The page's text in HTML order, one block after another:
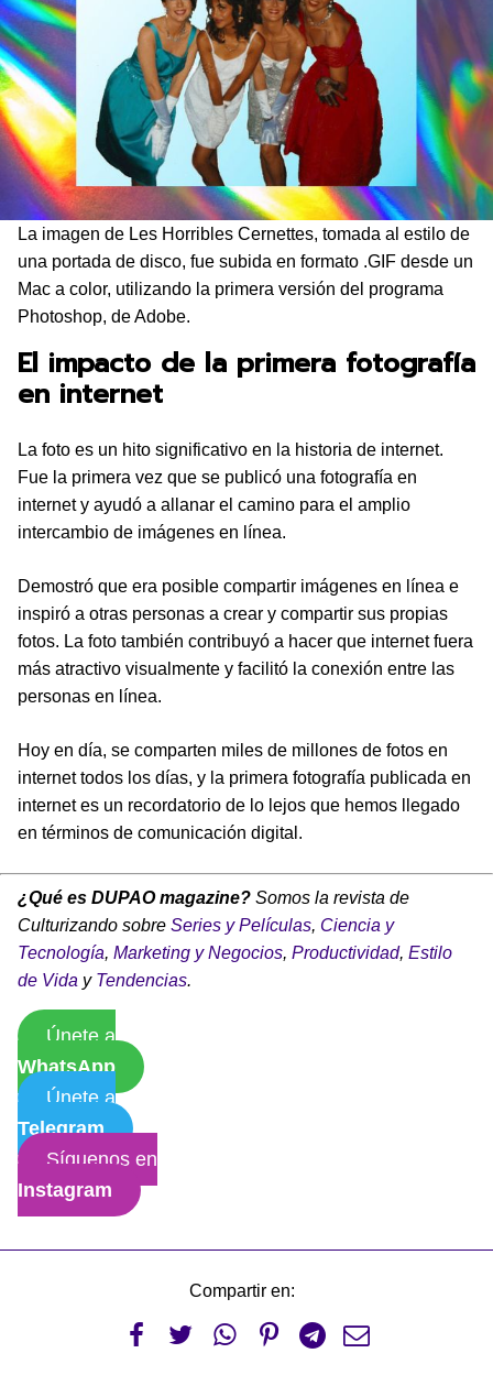
La imagen de Les Horribles Cernettes, tomada al estilo de
una portada de disco, fue subida en formato .GIF desde un
Mac a color, utilizando la primera versión del programa
Photoshop, de Adobe.
El impacto de la primera fotografía
en internet
La foto es un hito significativo en la historia de internet.
Fue la primera vez que se publicó una fotografía en
internet y ayudó a allanar el camino para el amplio
intercambio de imágenes en línea.
Demostró que era posible compartir imágenes en línea e
inspiró a otras personas a crear y compartir sus propias
fotos. La foto también contribuyó a hacer que internet fuera
más atractivo visualmente y facilitó la conexión entre las
personas en línea.
Hoy en día, se comparten miles de millones de fotos en
internet todos los días, y la primera fotografía publicada en
internet es un recordatorio de lo lejos que hemos llegado
en términos de comunicación digital.
¿Qué es DUPAO magazine? Somos la revista de
Culturizando sobre Series y Películas, Ciencia y
Tecnología, Marketing y Negocios, Productividad, Estilo
de Vida y Tendencias.
Únete a
WhatsApp
Únete a
Telegram
Síguenos en
Instagram
Compartir en:
     